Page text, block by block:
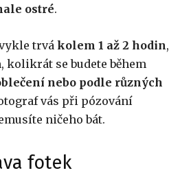
ostré.
trvá kolem 1 až 2 hodin,
kolikrát se budete během
nebo podle různých
vás při pózování
ničeho bát.
fotek